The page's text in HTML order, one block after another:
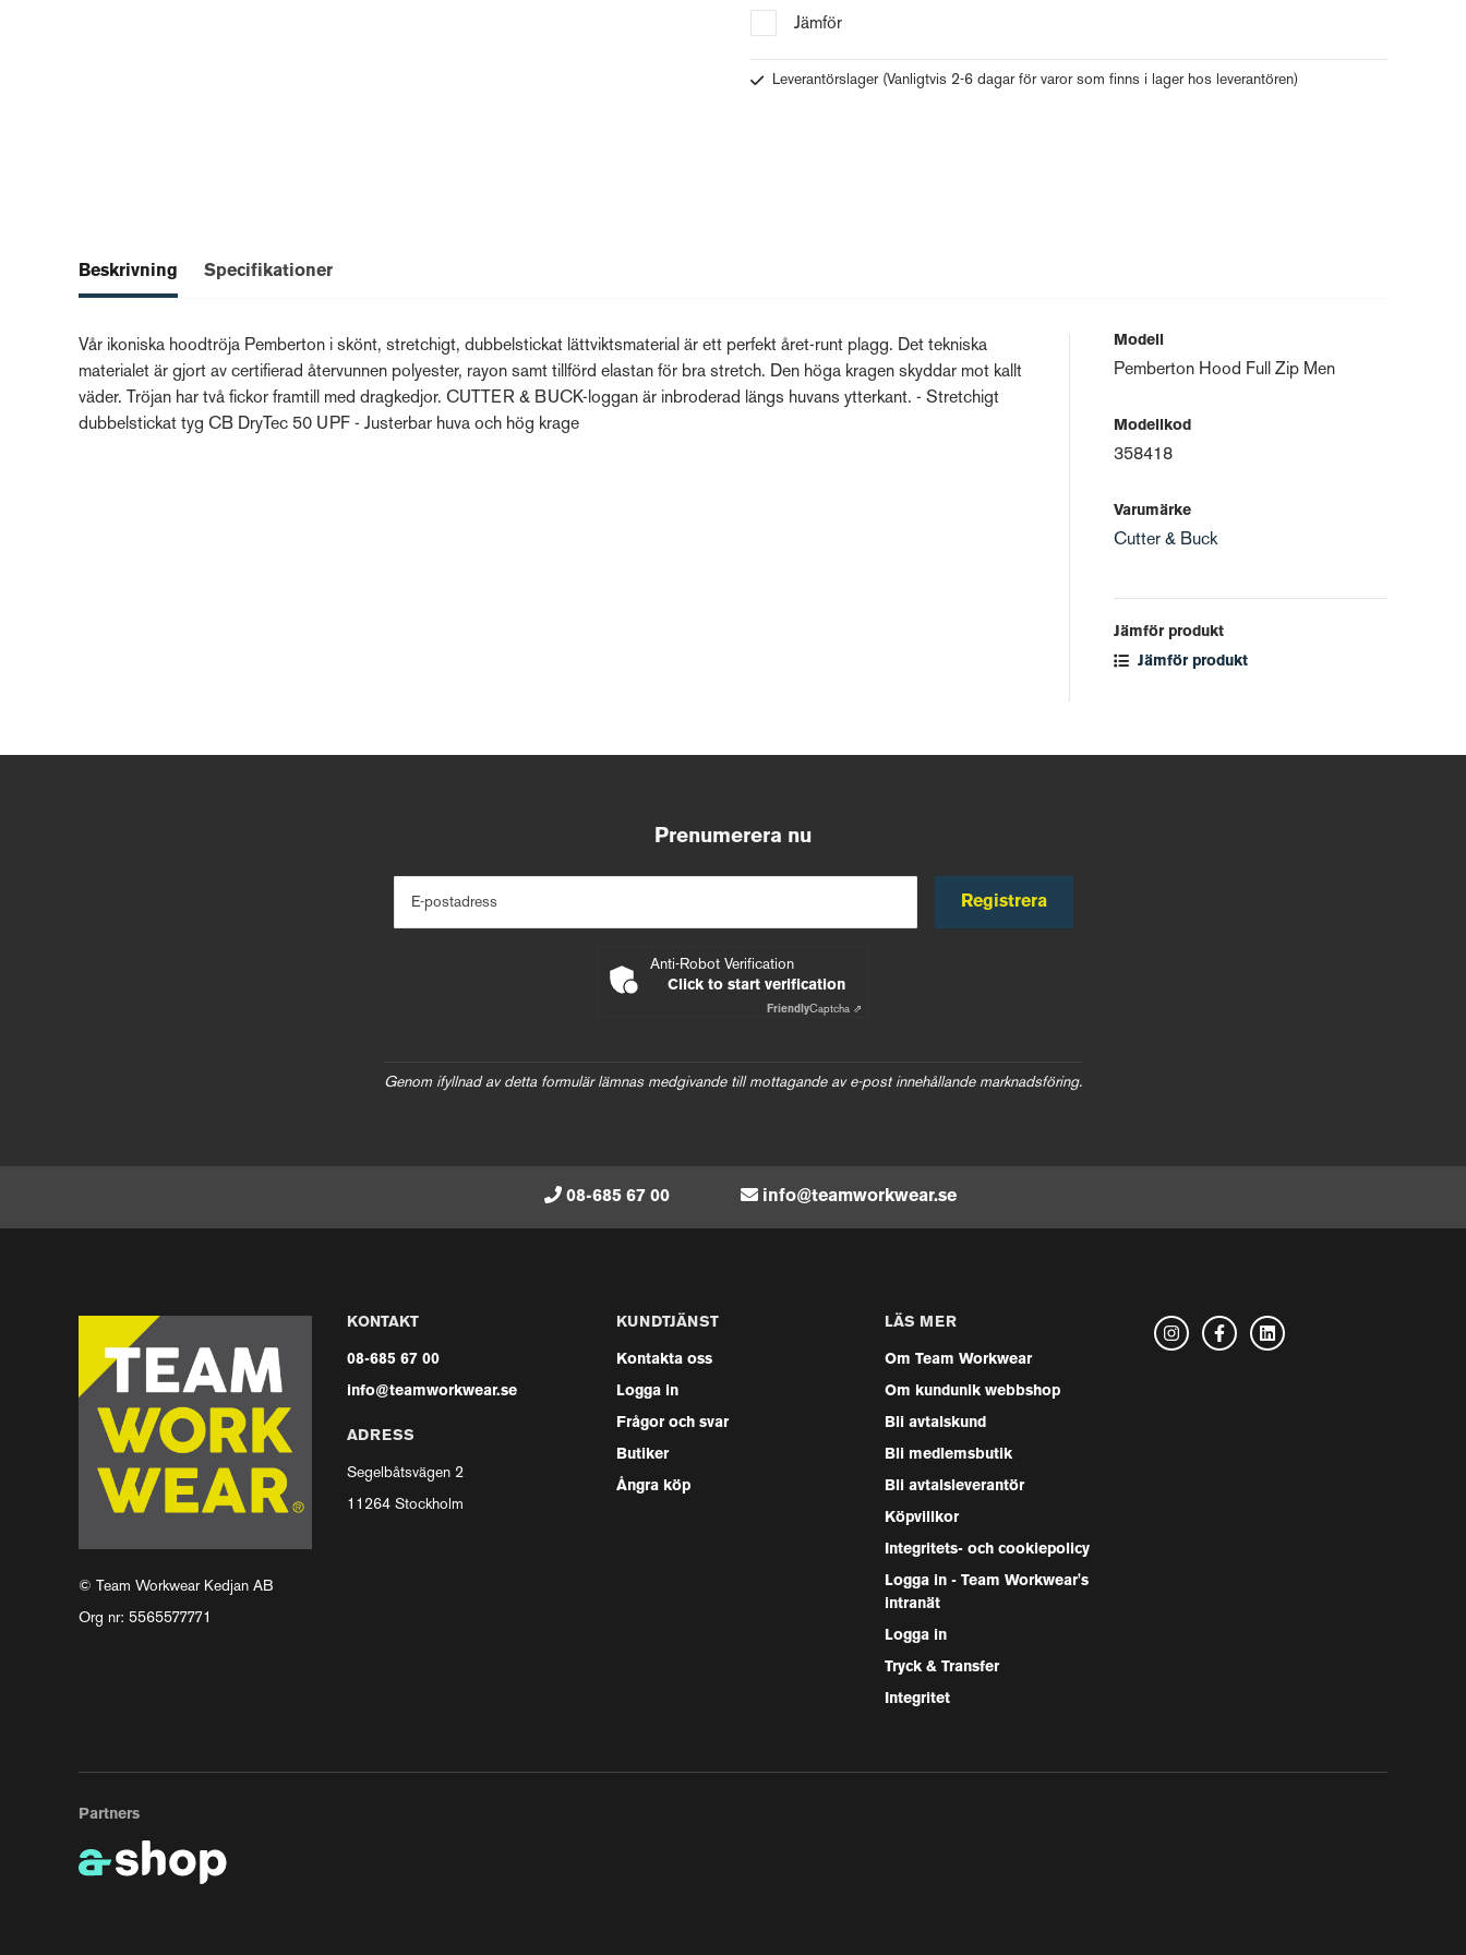
Jämför
Leverantörslager (Vanligtvis 2-6 dagar för varor som finns i lager hos leverantören)
Beskrivning Specifikationer
Vår ikoniska hoodtröja Pemberton i skönt, stretchigt, dubbelstickat lättviktsmaterial är ett perfekt året-runt plagg. Det tekniska
materialet är gjort av certifierad återvunnen polyester, rayon samt tillförd elastan för bra stretch. Den höga kragen skyddar mot kallt
väder. Tröjan har två fickor framtill med dragkedjor. CUTTER & BUCK-loggan är inbroderad längs huvans ytterkant. - Stretchigt
dubbelstickat tyg CB DryTec 50 UPF - Justerbar huva och hög krage
Modell
Pemberton Hood Full Zip Men
Modellkod
358418
Varumärke
Cutter & Buck
Jämför produkt
Jämför produkt
Prenumerera nu
E-postadress Registrera
Anti-Robot Verification
Click to start verification
FriendlyCaptcha ⇗
Genom ifyllnad av detta formulär lämnas medgivande till mottagande av e-post innehållande marknadsföring.
08-685 67 00 info@teamworkwear.se
© Team Workwear Kedjan AB
Org nr: 5565577771
KONTAKT
08-685 67 00
info@teamworkwear.se
ADRESS
Segelbåtsvägen 2
11264 Stockholm
KUNDTJÄNST
Kontakta oss
Logga in
Frågor och svar
Butiker
Ångra köp
LÄS MER
Om Team Workwear
Om kundunik webbshop
Bli avtalskund
Bli medlemsbutik
Bli avtalsleverantör
Köpvillkor
Integritets- och cookiepolicy
Logga in - Team Workwear's
intranät
Logga in
Tryck & Transfer
Integritet
Partners